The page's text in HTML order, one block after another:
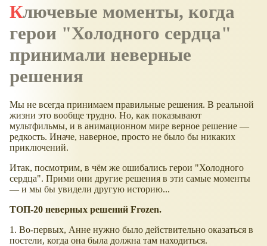
Ключевые моменты, когда
герои "Холодного сердца"
принимали неверные
решения
Мы не всегда принимаем правильные решения. В реальной
жизни это вообще трудно. Но, как показывают
мультфильмы, и в анимационном мире верное решение —
редкость. Иначе, наверное, просто не было бы никаких
приключений.
Итак, посмотрим, в чём же ошибались герои "Холодного
сердца". Прими они другие решения в эти самые моменты
— и мы бы увидели другую историю...
ТОП-20 неверных решений Frozen.
1. Во-первых, Анне нужно было действительно оказаться в
постели, когда она была должна там находиться.